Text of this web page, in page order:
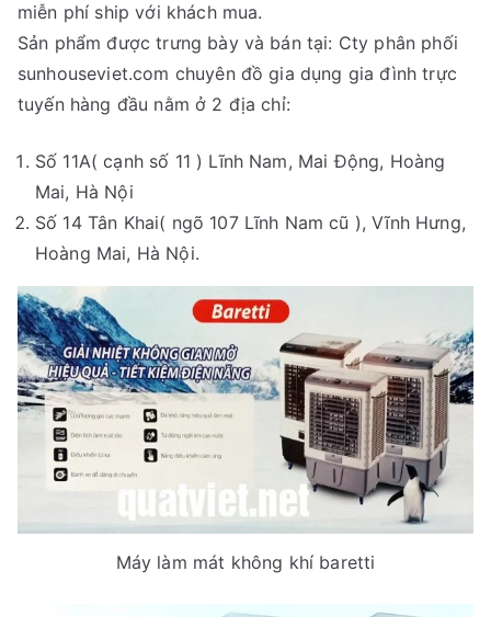
miễn phí ship với khách mua.
Sản phẩm được trưng bày và bán tại: Cty phân phối
sunhouseviet.com chuyên đồ gia dụng gia đình trực
tuyến hàng đầu nằm ở 2 địa chỉ:
Số 11A( cạnh số 11 ) Lĩnh Nam, Mai Động, Hoàng
Mai, Hà Nội
Số 14 Tân Khai( ngõ 107 Lĩnh Nam cũ ), Vĩnh Hưng,
Hoàng Mai, Hà Nội.
Máy làm mát không khí baretti